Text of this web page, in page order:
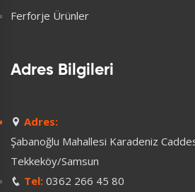
Ferforje Ürünler
Adres Bilgileri
Adres:
Şabanoğlu Mahallesi Karadeniz
Tekkeköy/Samsun
Tel: 0362 266 45 80